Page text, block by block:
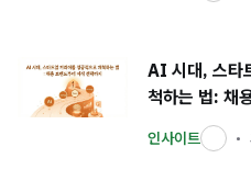
AI 시대, 스타
척하는 법: 채
인사이트